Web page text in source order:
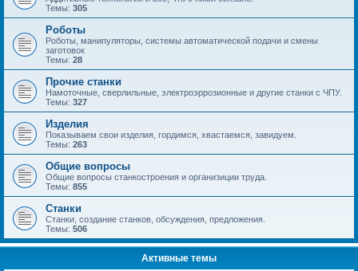
Темы: 305
Роботы
Роботы, манипуляторы, системы автоматической подачи и смены
заготовок
Темы: 28
Прочие станки
Намоточные, сверлильные, электроэррозионные и другие станки с ЧПУ.
Темы: 327
Изделия
Показываем свои изделия, гордимся, хвастаемся, завидуем.
Темы: 263
Общие вопросы
Общие вопросы станкостроения и организиции труда.
Темы: 855
Станки
Станки, создание станков, обсуждения, предложения.
Темы: 506
Активные темы